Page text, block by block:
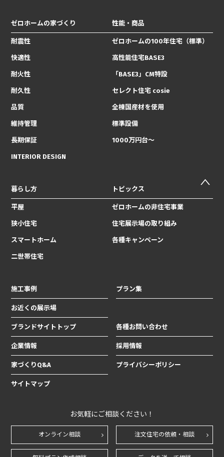
ゼロホームの家づくり
耐震性
快適性
耐火性
耐久性
品質
維持管理
長期保証
INTERIOR DESIGN
性能・商品
ゼロホームの100年住宅（標準）
高性能住宅BASE3
「BASE3」CM特設
セレクト住宅 cosie
全棟国産材を使用
標準設備
1000万円台〜
暮らし方
平屋
狭小住宅
スマートホーム
二世帯住宅
トピックス
ゼロホームの非住宅事業
住宅展示場の取り組み
各種キャンペーン
施工事例 プラン集
お近くの展示場
ブランドサイトトップ 各種お問い合わせ
企業情報 採用情報
家づくりQ&A プライバシーポリシー
サイトマップ
お気軽にご相談ください！
オンライン相談 注文住宅の依頼・相談